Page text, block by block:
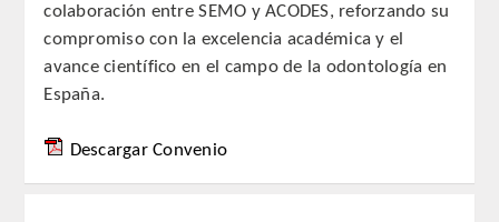
Videoteca
PUBLICACIONES
DICCIONARIO ODONTOLÓGICO
colaboración entre SEMO y ACODES, reforzando su
compromiso con la excelencia académica y el
avance científico en el campo de la odontología en
España.
Descargar Convenio